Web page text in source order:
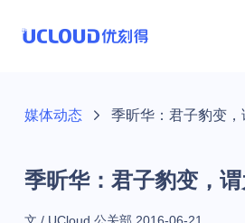
媒体动态 季昕华：君子豹变，
季昕华：君子豹变，